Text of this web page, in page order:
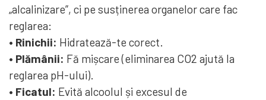
„alcalinizare”, ci pe susținerea organelor care fac
reglarea:
• Rinichii: Hidratează-te corect.
• Plămânii: Fă mișcare (eliminarea CO2 ajută la
reglarea pH-ului).
• Ficatul: Evită alcoolul și excesul de